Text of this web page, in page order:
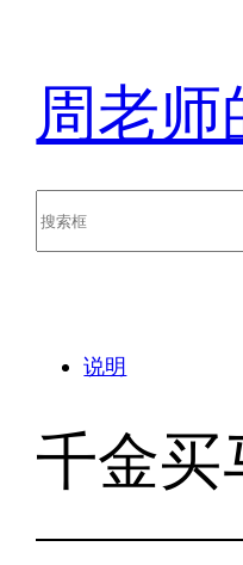
周老师
说明
千金买